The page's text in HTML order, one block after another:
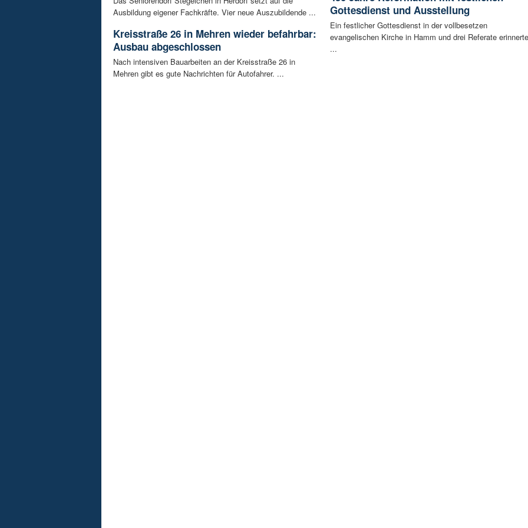
Ausbildung eigener Fachkräfte. Vier neue Auszubildende ...
Kreisstraße 26 in Mehren wieder befahrbar:
Ausbau abgeschlossen
Nach intensiven Bauarbeiten an der Kreisstraße 26 in
Mehren gibt es gute Nachrichten für Autofahrer. ...
Gottesdienst und Ausstellung
Ein festlicher Gottesdienst in der vollbesetzen
evangelischen Kirche in Hamm und drei Referate
...